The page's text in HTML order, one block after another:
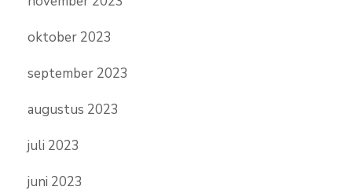
oktober 2023
september 2023
augustus 2023
juli 2023
juni 2023